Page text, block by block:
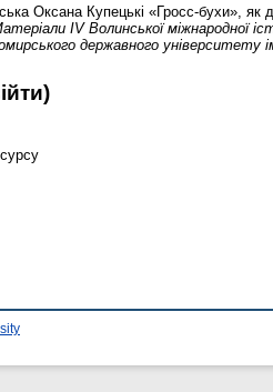
ОксанаКупецькі «Гросс-бухи», як
IV Волинської міжнародної
державного університету